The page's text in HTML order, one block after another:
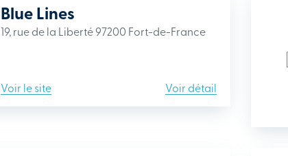
Blue Lines
19, rue de la Liberté 97200 Fort-de-France
Voir le site Voir détail